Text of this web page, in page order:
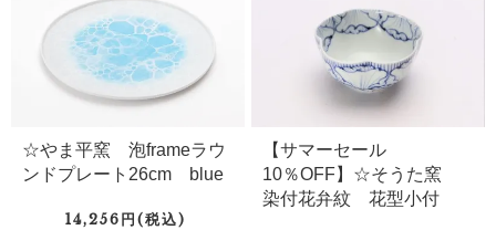
☆やま平窯 泡frameラウ
ンドプレート26cm blue
14,256円(税込)
【サマーセール
10％OFF】☆そうた窯
染付花弁紋 花型小付